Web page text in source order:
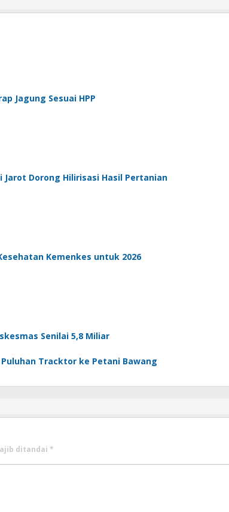
Jagung Sesuai HPP
Jarot Dorong Hilirisasi Hasil Pertanian
Kemenkes untuk 2026
Senilai 5,8 Miliar
Tracktor ke Petani Bawang
ditandai *